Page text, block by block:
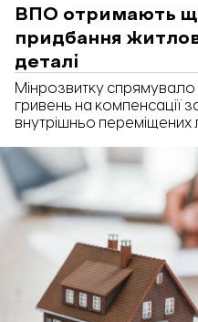
ВПО отримають
придбання
деталі
Мінрозвитку спрямувало
гривень на компенсації
внутрішньо